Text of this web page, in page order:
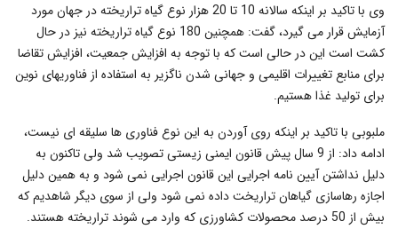
وی با تاکید بر اینکه سالانه 10 تا 20 هزار نوع گیاه تراریخته در جهان مورد
آزمایش قرار می گیرد، گفت: همچنین 180 نوع گیاه تراریخته نیز در حال
کشت است این در حالی است که با توجه به افزایش جمعیت، افزایش تقاضا
برای منابع تغییرات اقلیمی و جهانی شدن ناگزیر به استفاده از فناوریهای نوین
برای تولید غذا هستیم.
ملبوبی با تاکید بر اینکه روی آوردن به این نوع فناوری ها سلیقه ای نیست،
ادامه داد: از 9 سال پیش قانون ایمنی زیستی تصویب شد ولی تاکنون به
دلیل نداشتن آیین نامه اجرایی این قانون اجرایی نمی شود و به همین دلیل
اجازه رهاسازی گیاهان تراریخت داده نمی شود ولی از سوی دیگر شاهدیم که
بیش از 50 درصد محصولات کشاورزی که وارد می شوند تراریخته هستند.